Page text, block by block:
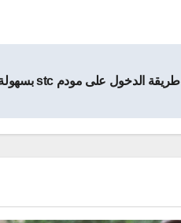
طريقة الدخول على مودم stc بسهولة لكل الاصدارات